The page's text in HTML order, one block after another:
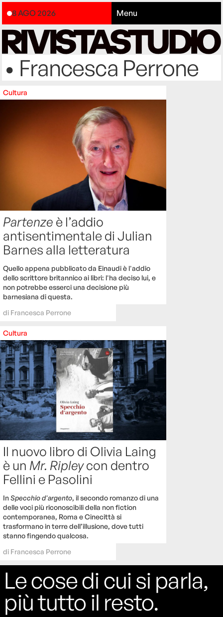
8 AGO 2026 Menu
• Francesca Perrone
Cultura
Partenze è l’addio
antisentimentale di Julian
Barnes alla letteratura
Quello appena pubblicato da Einaudi è l'addio
dello scrittore britannico ai libri: l'ha deciso lui, e
non potrebbe esserci una decisione più
barnesiana di questa.
di Francesca Perrone
Cultura
Il nuovo libro di Olivia Laing
è un Mr. Ripleycon dentro
Fellini e Pasolini
InSpecchio d'argento, il secondo romanzo di una
delle voci più riconoscibili della non fiction
contemporanea, Roma e Cinecittà si
trasformano in terre dell’illusione, dove tutti
stanno fingendo qualcosa.
di Francesca Perrone
Le cose di cui si parla,
più tutto il resto.